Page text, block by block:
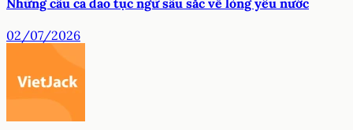
Những câu ca dao tục ngữ sâu sắc về lòng yêu nước
02/07/2026